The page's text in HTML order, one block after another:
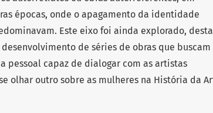
épocas, onde o apagamento da identidade
Este eixo foi ainda explorado,
de séries de obras que buscam
pessoal capaz de dialogar com as artistas
olhar outro sobre as mulheres na História da